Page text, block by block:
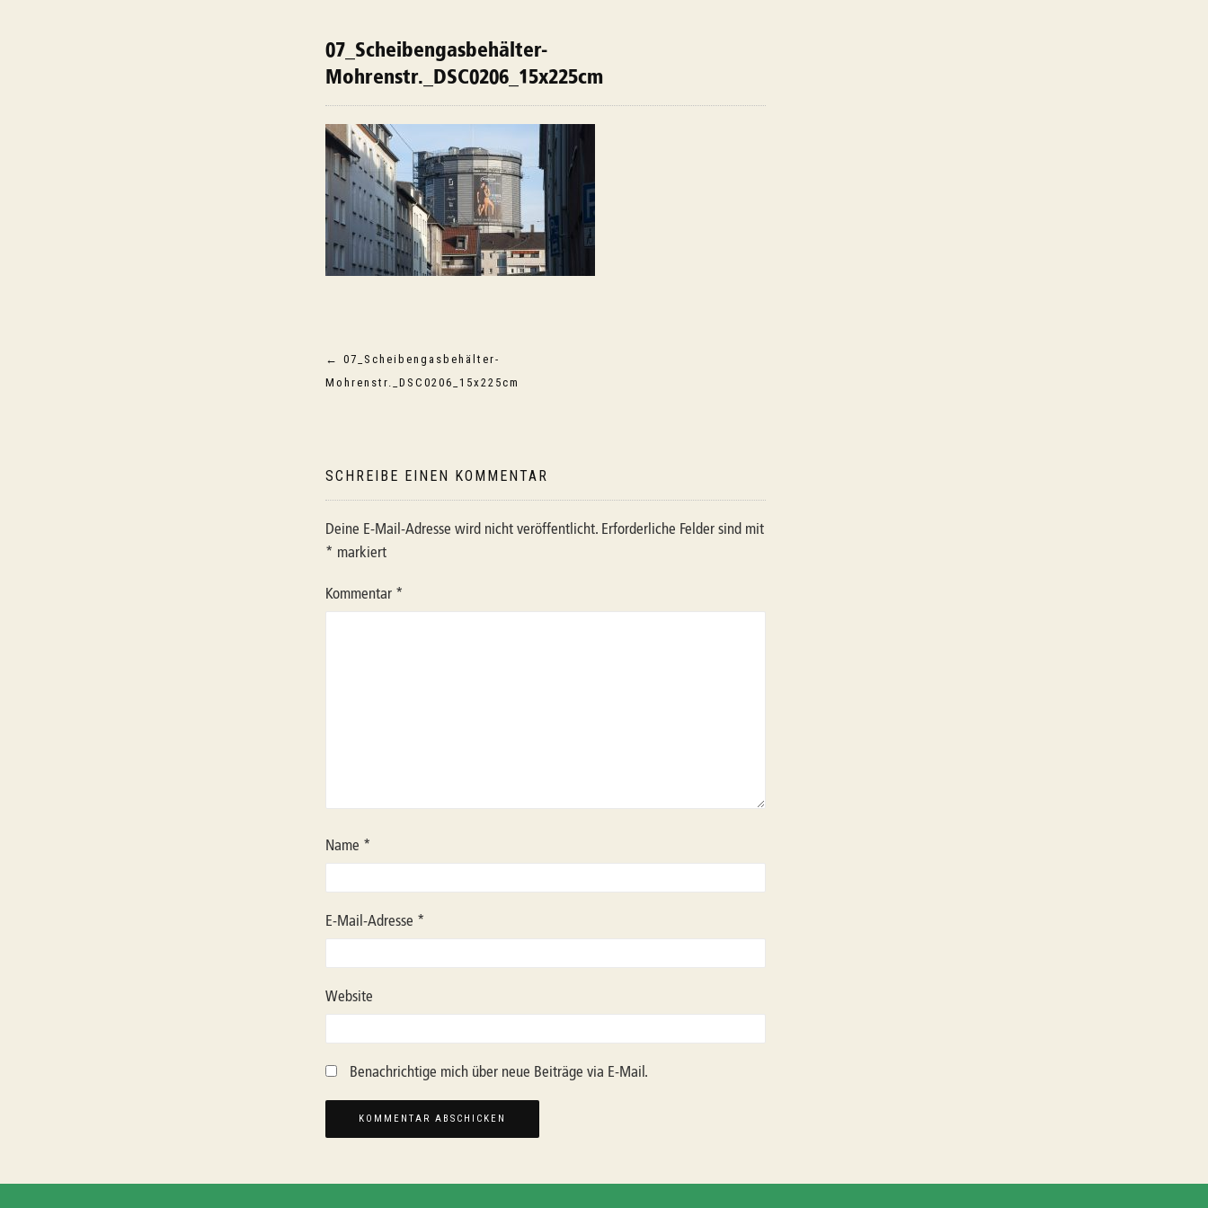
07_Scheibengasbehälter-
Mohrenstr._DSC0206_15x225cm
Beitragsnavigation
← 07_Scheibengasbehälter-
Mohrenstr._DSC0206_15x225cm
SCHREIBE EINEN KOMMENTAR
Deine E-Mail-Adresse wird nicht veröffentlicht. Erforderliche Felder sind mit
* markiert
Kommentar *
Name *
E-Mail-Adresse *
Website
Benachrichtige mich über neue Beiträge via E-Mail.